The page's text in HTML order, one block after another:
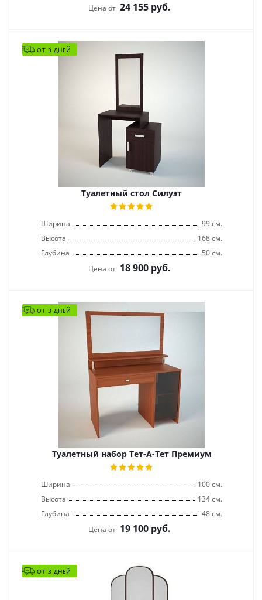
Цена от 24 155 руб.
ОТ 3 ДНЕЙ
Туалетный стол Силуэт
Ширина
99 см.
Высота
168 см.
Глубина
50 см.
Цена от 18 900 руб.
ОТ 3 ДНЕЙ
Туалетный набор Тет-А-Тет Премиум
Ширина
100 см.
Высота
134 см.
Глубина
48 см.
Цена от 19 100 руб.
ОТ 3 ДНЕЙ